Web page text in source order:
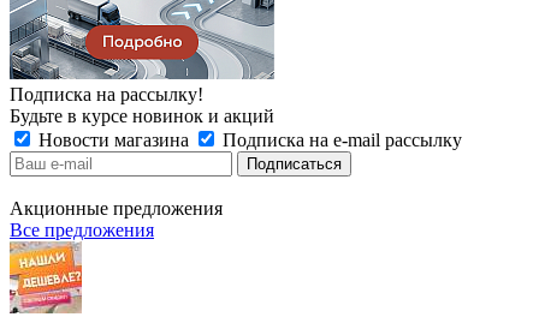
Подписка на рассылку!
Будьте в курсе новинок и акций
Новости магазина
Подписка на e-mail рассылку
Акционные предложения
Все предложения